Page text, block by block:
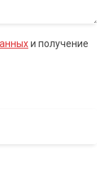
и получение